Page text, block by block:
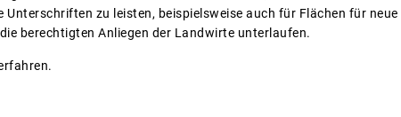
zu leisten, beispielsweise auch für Flächen für neue
berechtigten Anliegen der Landwirte unterlaufen.